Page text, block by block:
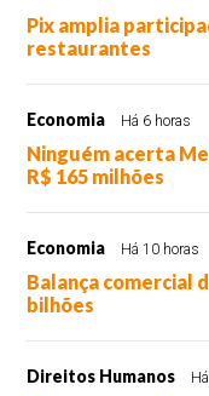
Pix amplia
restaurantes
Economia Há 6 horas
Ninguém acerta
R$ 165 milhões
Economia Há 10 horas
Balança comercial
bilhões
Direitos Humanos